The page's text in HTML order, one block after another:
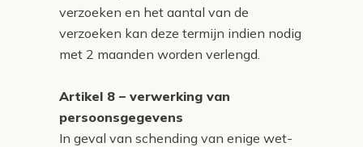
verzoeken en het aantal van de
verzoeken kan deze termijn indien nodig
met 2 maanden worden verlengd.
Artikel 8 – verwerking van
persoonsgegevens
In geval van schending van enige wet-